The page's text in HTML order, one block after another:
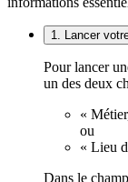
1. Lancer
Pour lancer
un des deux
«
ou
« Lieu
Dans le